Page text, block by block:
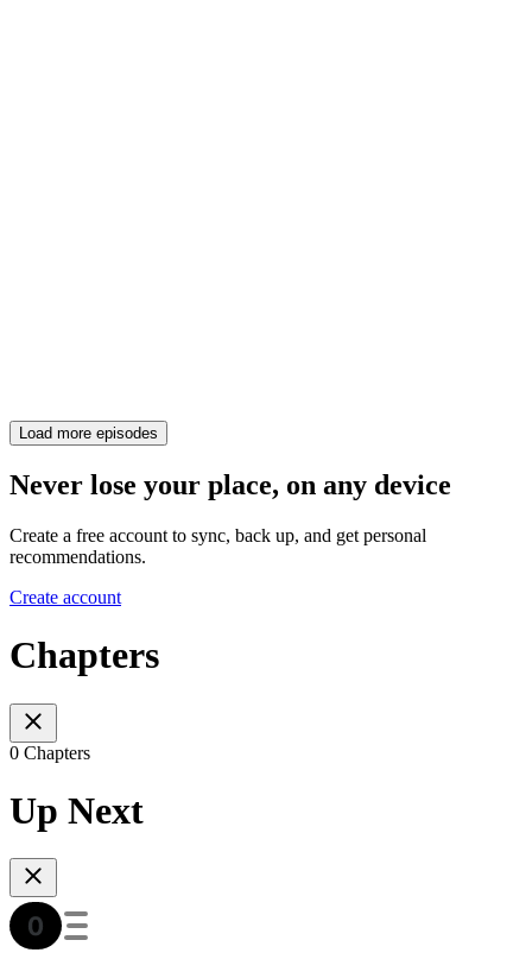
Load more episodes
Never lose your place, on any device
Create a free account to sync, back up, and get personal
recommendations.
Create account
Chapters
0 Chapters
Up Next